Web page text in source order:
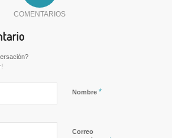
COMENTARIOS
Nombre *
Correo